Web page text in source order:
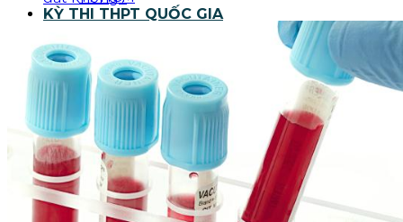
KỲ THI THPT QUỐC GIA
KỸ NĂNG
TIN TỨC